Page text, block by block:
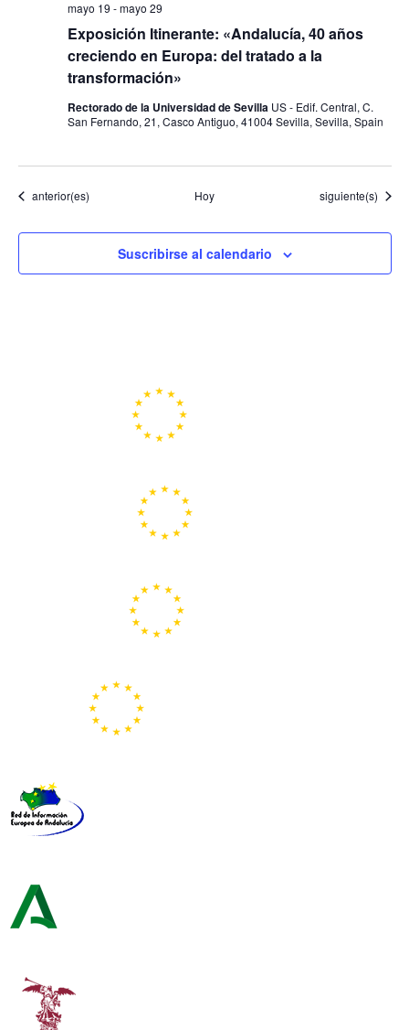
Exposición Itinerante: «Andalucía, 40 años
creciendo en Europa: del tratado a la
transformación»
mayo 19 -mayo 29
Rectorado de la Universidad de Sevilla US - Edif. Central, C.
San Fernando, 21, Casco Antiguo, 41004 Sevilla, Sevilla, Spain
Eventos
anterior(es) Hoy Eventos
siguiente(s)
Suscribirse al calendario